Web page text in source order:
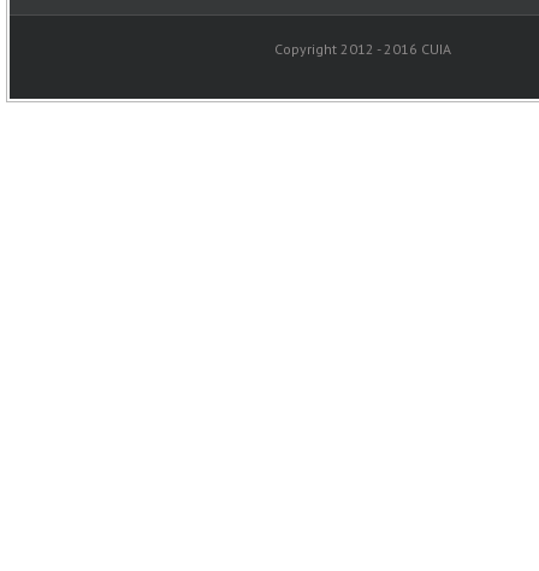
Copyright 2012 - 2016 CUIA